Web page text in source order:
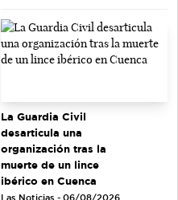
La Guardia Civil
desarticula una
organización tras la
muerte de un lince
ibérico en Cuenca
Las Noticias - 06/08/2026